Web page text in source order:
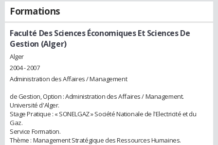
Formations
Faculté Des Sciences Économiques Et Sciences De
Gestion (Alger)
Alger
2004 - 2007
Administration des Affaires / Management
de Gestion, Option : Administration des Affaires / Management.
Université d'Alger.
Stage Pratique : « SONELGAZ » Société Nationale de l'Electricité et du
Gaz.
Service Formation.
Thème : Management Stratégique des Ressources Humaines.